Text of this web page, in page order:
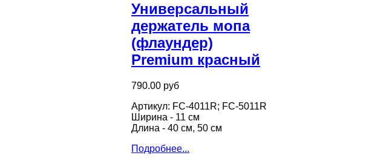
Универсальный
держатель мопа
(флаундер)
Premium красный
790.00 руб
Артикул: FC-4011R; FC-5011R
Ширина - 11 см
Длина - 40 см, 50 см
Подробнее...